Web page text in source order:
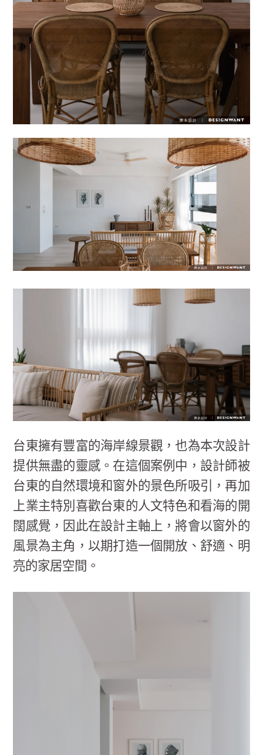
台東擁有豐富的海岸線景觀，也為本次設計
提供無盡的靈感。在這個案例中，設計師被
台東的自然環境和窗外的景色所吸引，再加
上業主特別喜歡台東的人文特色和看海的開
闊感覺，因此在設計主軸上，將會以窗外的
風景為主角，以期打造一個開放、舒適、明
亮的家居空間。